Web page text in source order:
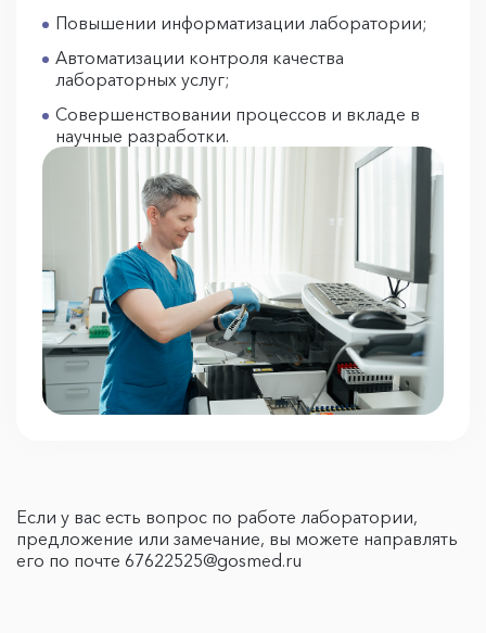
Повышении информатизации лаборатории;
Автоматизации контроля качества
лабораторных услуг;
Совершенствовании процессов и вкладе в
научные разработки.
Если у вас есть вопрос по работе лаборатории,
предложение или замечание, вы можете направлять
его по почте 67622525@gosmed.ru